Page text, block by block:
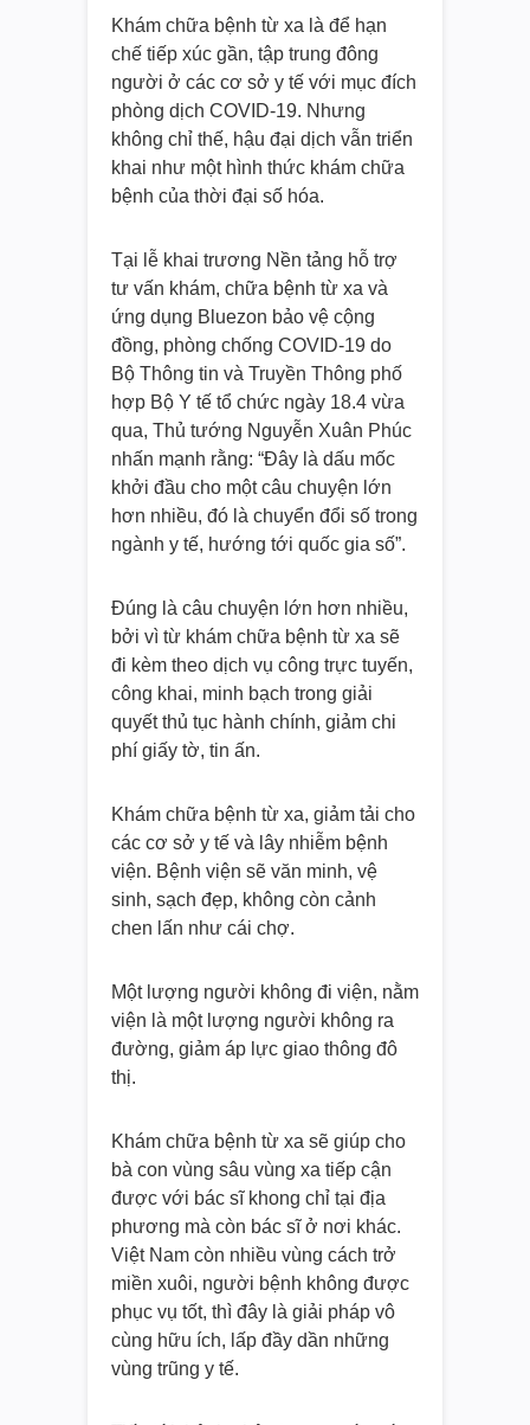
Khám chữa bệnh từ xa là để hạn
chế tiếp xúc gần, tập trung đông
người ở các cơ sở y tế với mục đích
phòng dịch COVID-19. Nhưng
không chỉ thế, hậu đại dịch vẫn triển
khai như một hình thức khám chữa
bệnh của thời đại số hóa.
Tại lễ khai trương Nền tảng hỗ trợ
tư vấn khám, chữa bệnh từ xa và
ứng dụng Bluezon bảo vệ cộng
đồng, phòng chống COVID-19 do
Bộ Thông tin và Truyền Thông phố
hợp Bộ Y tế tổ chức ngày 18.4 vừa
qua, Thủ tướng Nguyễn Xuân Phúc
nhấn mạnh rằng: “Đây là dấu mốc
khởi đầu cho một câu chuyện lớn
hơn nhiều, đó là chuyển đổi số trong
ngành y tế, hướng tới quốc gia số”.
Đúng là câu chuyện lớn hơn nhiều,
bởi vì từ khám chữa bệnh từ xa sẽ
đi kèm theo dịch vụ công trực tuyến,
công khai, minh bạch trong giải
quyết thủ tục hành chính, giảm chi
phí giấy tờ, tin ấn.
Khám chữa bệnh từ xa, giảm tải cho
các cơ sở y tế và lây nhiễm bệnh
viện. Bệnh viện sẽ văn minh, vệ
sinh, sạch đẹp, không còn cảnh
chen lấn như cái chợ.
Một lượng người không đi viện, nằm
viện là một lượng người không ra
đường, giảm áp lực giao thông đô
thị.
Khám chữa bệnh từ xa sẽ giúp cho
bà con vùng sâu vùng xa tiếp cận
được với bác sĩ khong chỉ tại địa
phương mà còn bác sĩ ở nơi khác.
Việt Nam còn nhiều vùng cách trở
miền xuôi, người bệnh không được
phục vụ tốt, thì đây là giải pháp vô
cùng hữu ích, lấp đầy dần những
vùng trũng y tế.